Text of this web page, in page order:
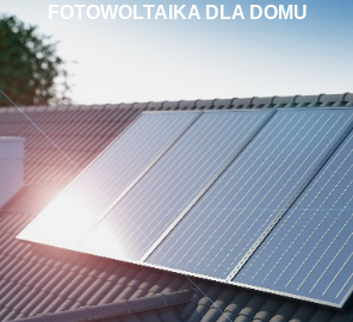
FOTOWOLTAIKA DLA DOMU